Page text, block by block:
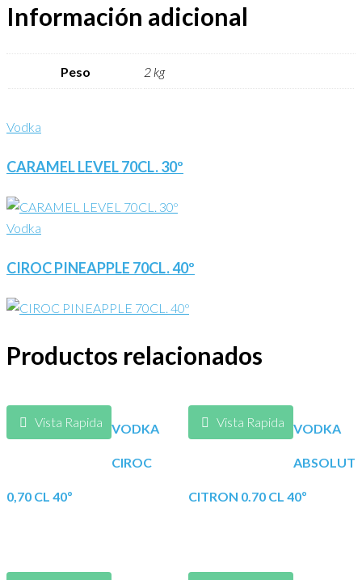
Información adicional
Peso 2 kg
Vodka
CARAMEL LEVEL 70CL. 30º
Vodka
CIROC PINEAPPLE 70CL. 40º
Productos relacionados
Vista Rapida VODKA
CIROC
0,70 CL 40º
Vista Rapida VODKA
ABSOLUT
CITRON 0.70 CL 40º